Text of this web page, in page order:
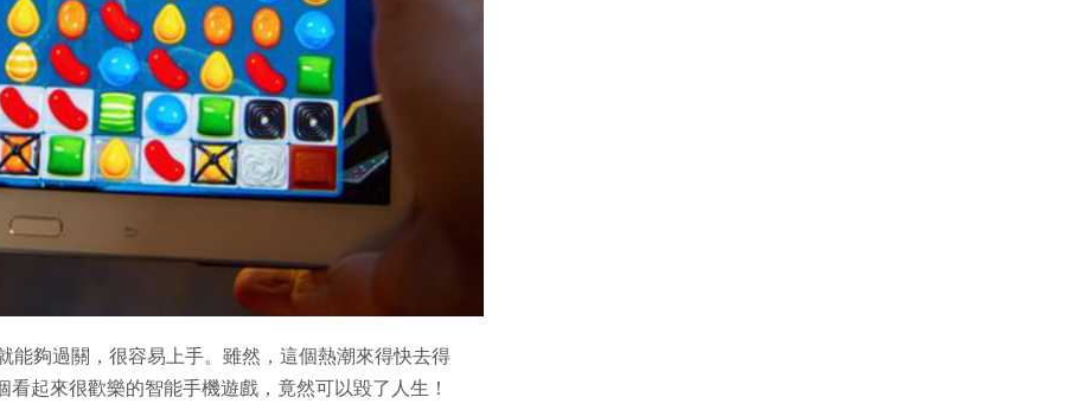
能夠過關，很容易上手。雖然，這個熱潮來得快去得
起來很歡樂的智能手機遊戲，竟然可以毀了人生！